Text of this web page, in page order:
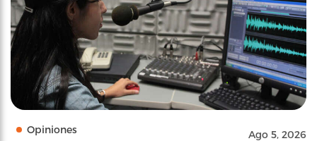
Opiniones Ago 5, 2026